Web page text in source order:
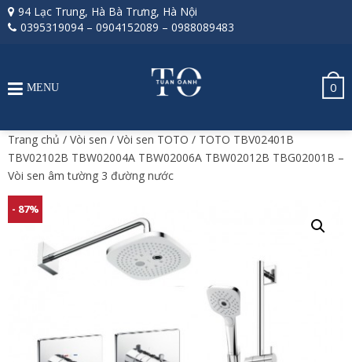
94 Lạc Trung, Hà Bà Trưng, Hà Nội
0395319094 – 0904152089 – 0988089483
0
MENU
Trang chủ / Vòi sen / Vòi sen TOTO / TOTO TBV02401B
TBV02102B TBW02004A TBW02006A TBW02012B TBG02001B –
Vòi sen âm tường 3 đường nước
- 87%